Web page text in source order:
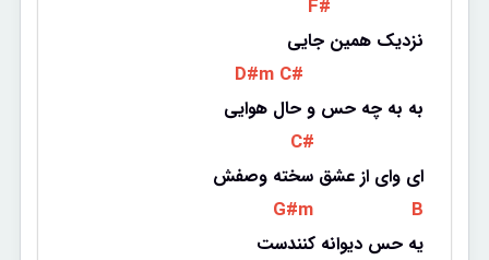
F#
نزدیک همین جایی
D#m C#
به به چه حس و حال هوایی
C#
ای وای از عشق سخته وصفش
G#m B
یه حس دیوانه کنندست